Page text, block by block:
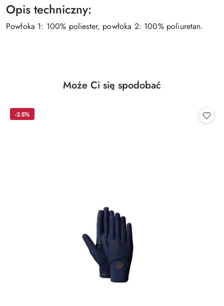
Opis techniczny:
Powłoka 1: 100% poliester, powłoka 2: 100% poliuretan.
Pomiń karuzelę produktów
Produkty
Może Ci się spodobać
-25%